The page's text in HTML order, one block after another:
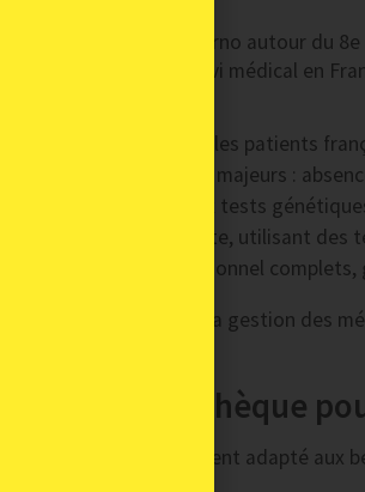
à Prague ou Brno autour du
puis poursuivent le suivi médical en
de FIV à l’étranger, les patients
par des atouts majeurs :
et recours aux tests
une médecine de pointe, utilisant
dépistage préconceptionnel
de FIV, les préparatifs, la gestion des
Tchèque
est particulièrement adapté aux